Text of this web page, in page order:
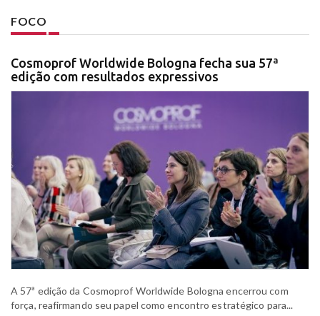
FOCO
Cosmoprof Worldwide Bologna fecha sua 57ª
edição com resultados expressivos
A 57ª edição da Cosmoprof Worldwide Bologna encerrou com
força, reafirmando seu papel como encontro estratégico para...